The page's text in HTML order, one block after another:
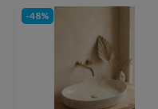
-48%